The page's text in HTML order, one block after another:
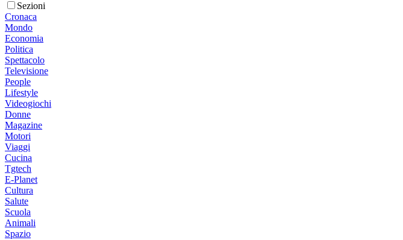
Sezioni
Cronaca
Mondo
Economia
Politica
Spettacolo
Televisione
People
Lifestyle
Videogiochi
Donne
Magazine
Motori
Viaggi
Cucina
Tgtech
E-Planet
Cultura
Salute
Scuola
Animali
Spazio